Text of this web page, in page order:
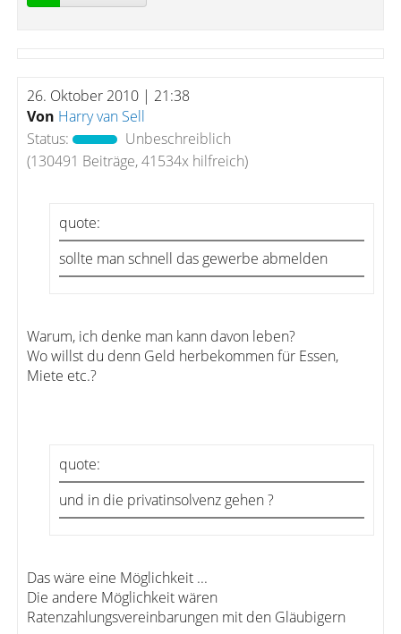
26. Oktober 2010 | 21:38
Von Harry van Sell
Status:
Unbeschreiblich
(130491 Beiträge, 41534x hilfreich)
quote:
sollte man schnell das gewerbe abmelden
Warum, ich denke man kann davon leben?
Wo willst du denn Geld herbekommen für Essen,
Miete etc.?
quote:
und in die privatinsolvenz gehen ?
Das wäre eine Möglichkeit ...
Die andere Möglichkeit wären
Ratenzahlungsvereinbarungen mit den Gläubigern